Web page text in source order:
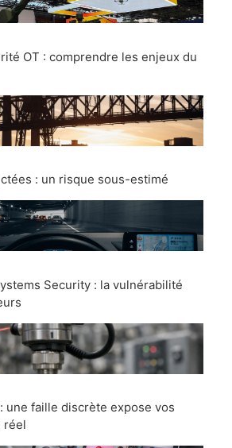
OT : comprendre les enjeux du
: un risque sous-estimé
Security : la vulnérabilité
une faille discrète expose vos
réel